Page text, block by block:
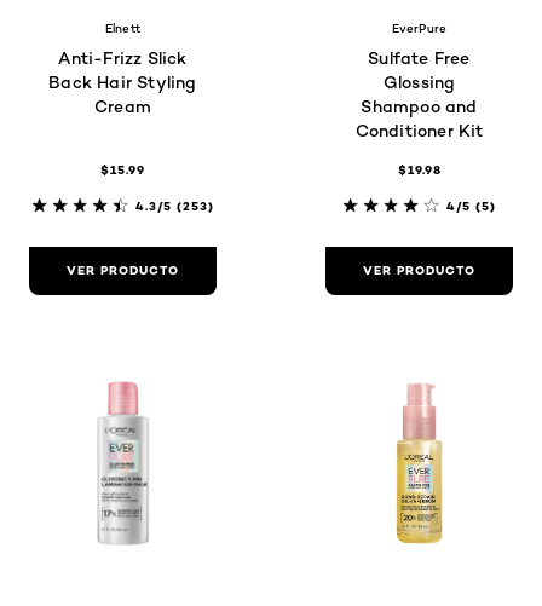
Elnett
Anti-Frizz Slick
Back Hair Styling
Cream
$15.99
4.3/5 (253)
VER PRODUCTO
EverPure
Sulfate Free
Glossing
Shampoo and
Conditioner Kit
$19.98
4/5 (5)
VER PRODUCTO